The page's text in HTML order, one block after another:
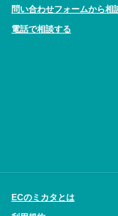
問い合わせフォームから相
電話で相談する
ECのミカタとは